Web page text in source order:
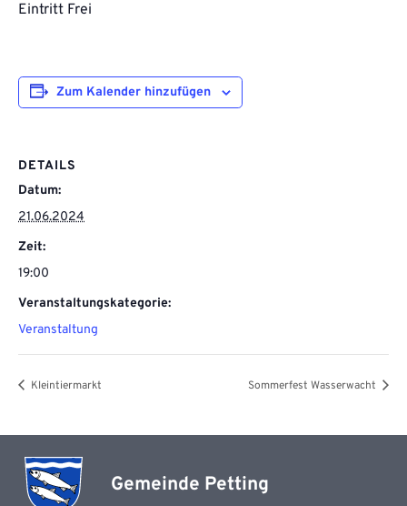
Eintritt Frei
Zum Kalender hinzufügen
DETAILS
Datum:
21.06.2024
Zeit:
19:00
Veranstaltungskategorie:
Veranstaltung
Kleintiermarkt Sommerfest Wasserwacht
Gemeinde Petting